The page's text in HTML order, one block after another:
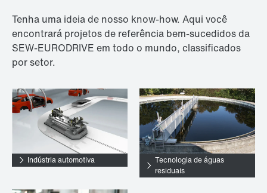
Tenha uma ideia de nosso know-how. Aqui você
encontrará projetos de referência bem-sucedidos da
SEW-EURODRIVE em todo o mundo, classificados
por setor.
Indústria automotiva
Tecnologia de águas
residuais